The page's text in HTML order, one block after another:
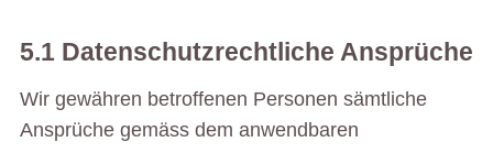
5.1 Datenschutzrechtliche Ansprüche
Wir gewähren betroffenen Personen sämtliche
Ansprüche gemäss dem anwendbaren